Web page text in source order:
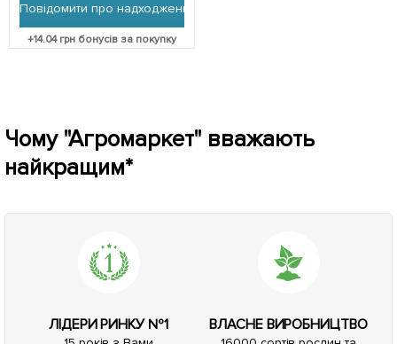
Повідомити про надходження
+14.04грн бонусів за покупку
Чому "Агромаркет" вважають
найкращим*
ЛІДЕРИ РИНКУ №1 ВЛАСНЕ ВИРОБНИЦТВО